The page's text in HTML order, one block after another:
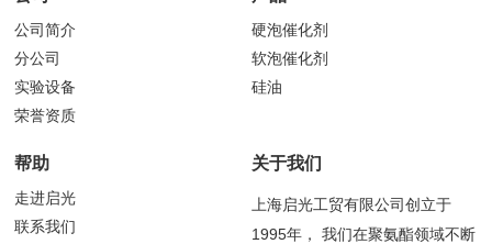
公司简介
分公司
实验设备
荣誉资质
硬泡催化剂
软泡催化剂
硅油
帮助
走进启光
联系我们
关于我们
上海启光工贸有限公司创立于
1995年， 我们在聚氨酯领域不断